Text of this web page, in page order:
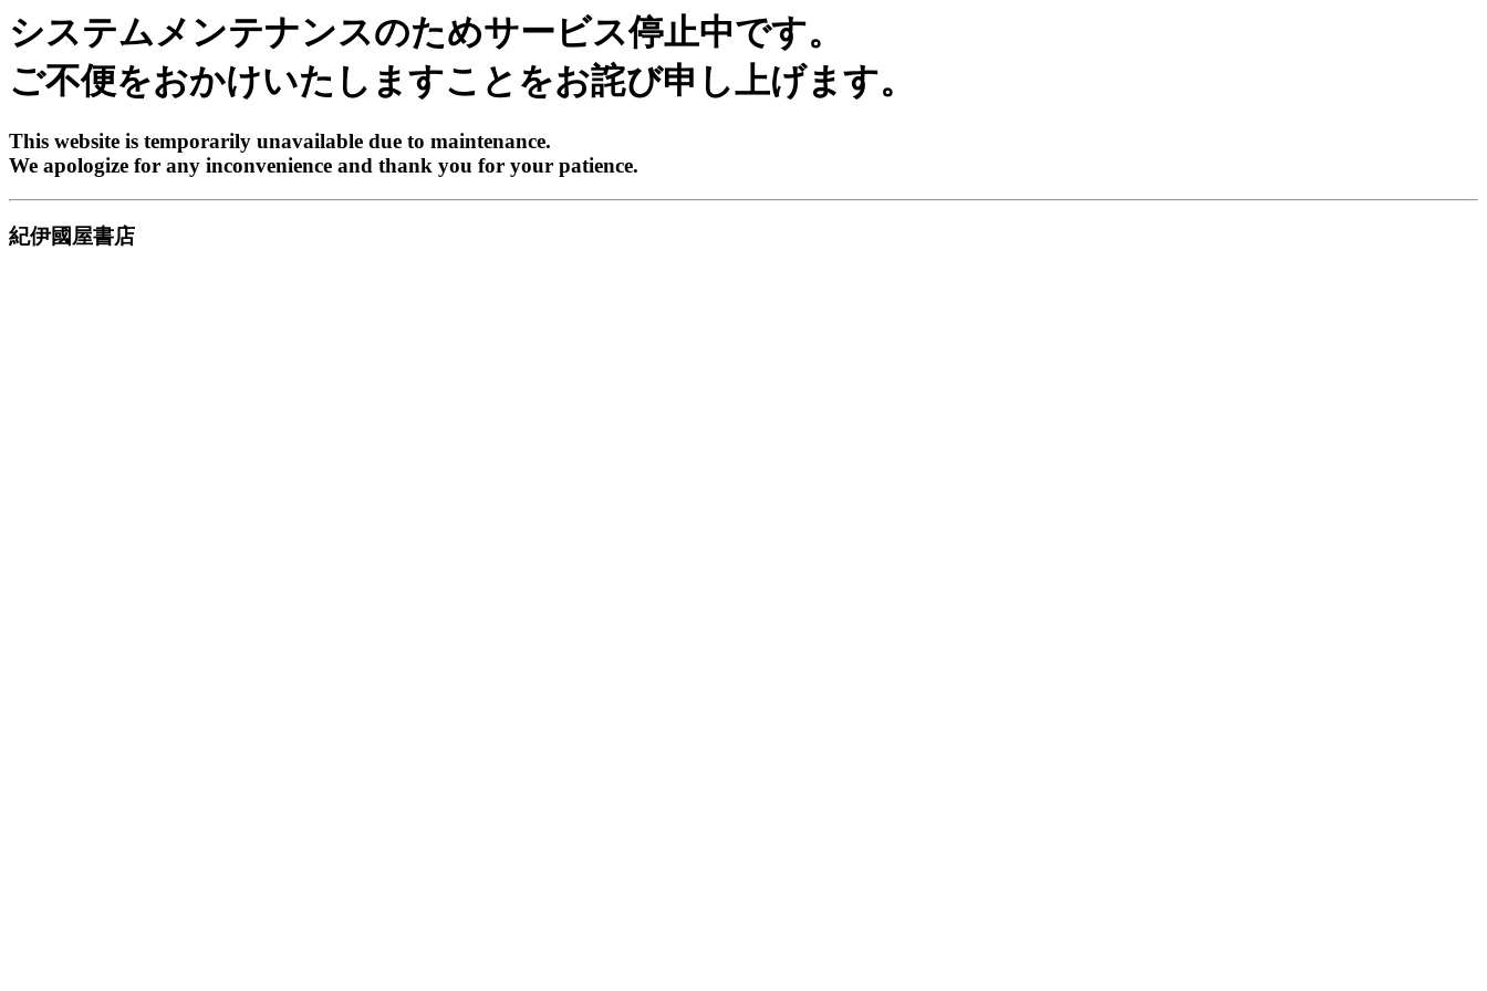
システムメンテナンスのためサービス停止中です。
ご不便をおかけいたしますことをお詫び申し上げます。
This website is temporarily unavailable due to maintenance.
We apologize for any inconvenience and thank you for your patience.
紀伊國屋書店